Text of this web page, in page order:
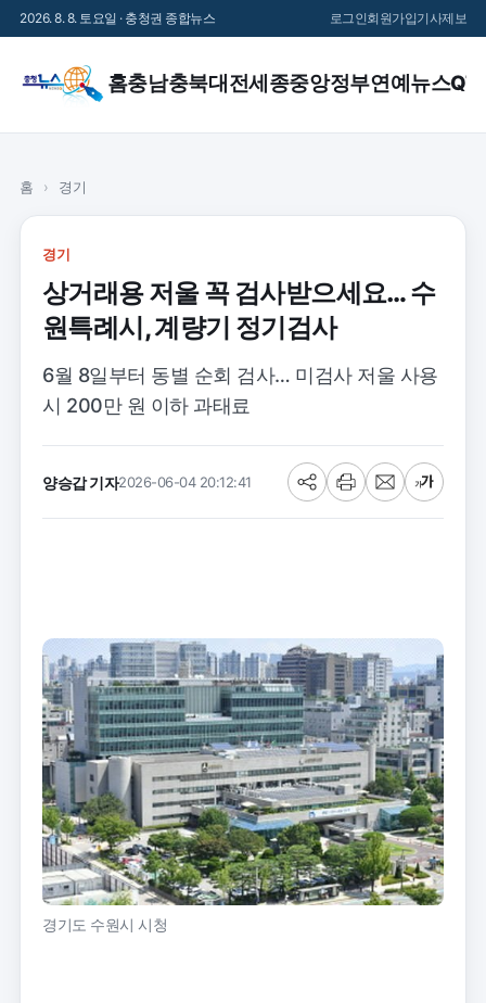
2026. 8. 8. 토요일 · 충청권 종합뉴스 로그인회원가입기사제보
홈충남충북대전세종중앙정부연예 뉴스
홈 › 경기
경기
상거래용 저울 꼭 검사받으세요… 수
원특례시, 계량기 정기검사
6월 8일부터 동별 순회 검사… 미검사 저울 사용
시 200만 원 이하 과태료
양승갑 기자2026-06-04 20:12:41
공
유
프
린
메
일
글
씨
경기도 수원시 시청